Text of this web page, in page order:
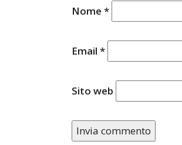
Nome *
Email *
Sito web